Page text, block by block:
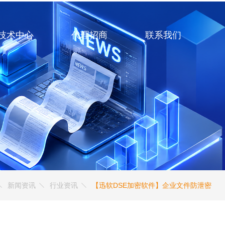
术中心 代理招商 联系我们
新闻资讯 行业资讯 【迅软DSE加密软件】企业文件防泄密